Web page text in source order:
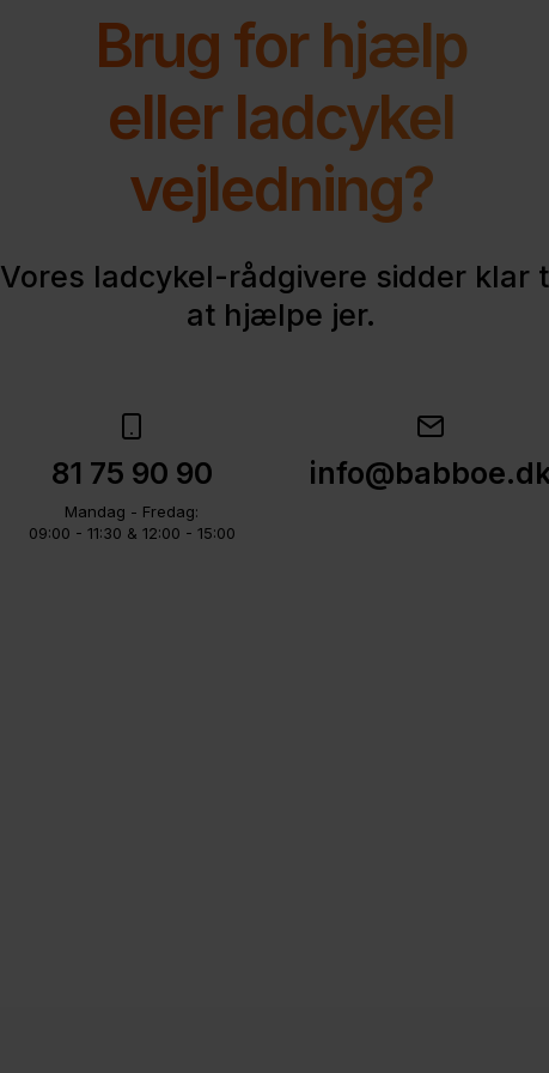
Brug for hjælp
eller ladcykel
vejledning?
Vores ladcykel-rådgivere sidder klar
at hjælpe jer.
81 75 90 90
Mandag - Fredag:
09:00 - 11:30 & 12:00 - 15:00